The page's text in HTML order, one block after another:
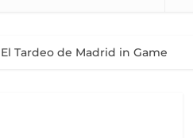
Tardeo de Madrid in Game